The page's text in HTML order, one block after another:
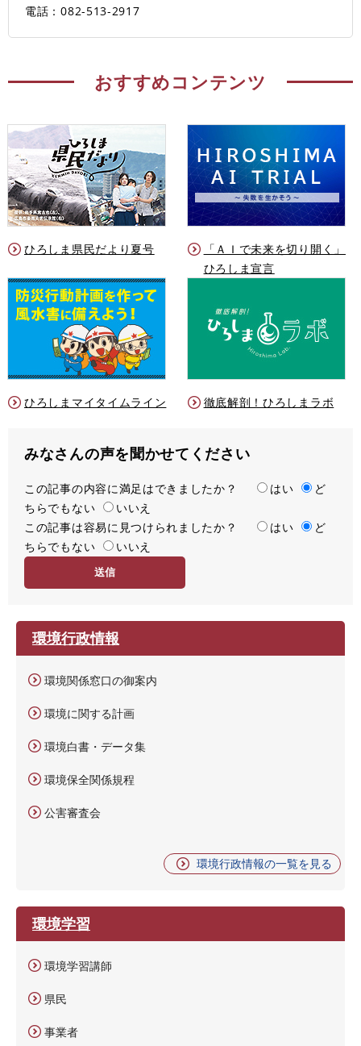
電話：082-513-2917
おすすめコンテンツ
ひろしま県民だより夏号
「ＡＩで未来を切り開く」
ひろしま宣言
ひろしまマイタイムライン 徹底解剖！ひろしまラボ
みなさんの声を聞かせてください
満
足
度
この記事の内容に満足はできましたか？ はい
ど
ちらでもない
いいえ
容
易
この記事は容易に見つけられましたか？ はい
ど
ちらでもない
いいえ
環境行政情報
環境関係窓口の御案内
環境に関する計画
環境白書・データ集
環境保全関係規程
公害審査会
環境行政情報の一覧を見る
環境学習
環境学習講師
県民
事業者